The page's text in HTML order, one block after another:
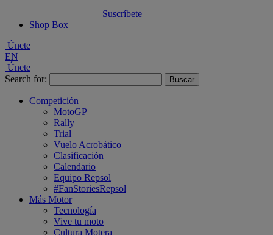
Suscríbete
Shop Box
Únete
EN
Únete
Search for:
Competición
MotoGP
Rally
Trial
Vuelo Acrobático
Clasificación
Calendario
Equipo Repsol
#FanStoriesRepsol
Más Motor
Tecnología
Vive tu moto
Cultura Motera